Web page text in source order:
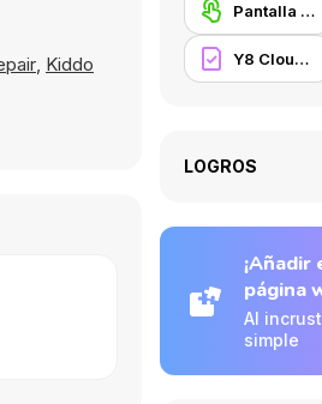
, Kiddo
Pantalla táctil
Y8 Cloud Save
LOGROS
¡Añadir
página
Al
simple